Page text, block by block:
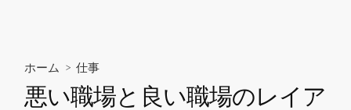
ホーム > 仕事
悪い職場と良い職場のレイア